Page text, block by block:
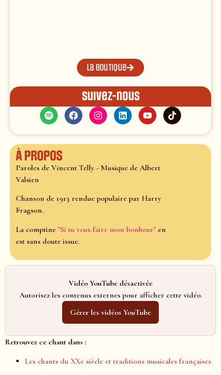
La boutique
Suivez-nous
À propos
Paroles de Vincent Telly - Musique de Albert
Valsien
Chanson de 1913 rendue populaire par Harry
Fragson.
La comptine "Si tu veux faire mon bonheur" en
est sans doute issue.
Vidéo YouTube désactivée
Autorisez les contenus externes pour afficher cette vidéo.
Gérer les vidéos YouTube
Retrouvez ce chant dans :
Les chants du XXe siècle et traditions musicales françaises